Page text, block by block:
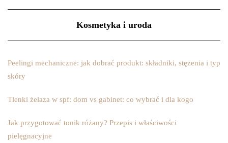
Kosmetyka i uroda
Peelingi mechaniczne: jak dobrać produkt: składniki, stężenia i typ
skóry
Tlenki żelaza w spf: dom vs gabinet: co wybrać i dla kogo
Jak przygotować tonik różany? Przepis i właściwości
pielęgnacyjne